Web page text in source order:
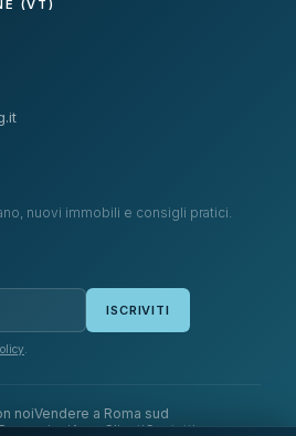
(VT)
nuovi immobili e consigli pratici.
ISCRIVITI
noiVendere a Roma sud
Area ClientiContatti